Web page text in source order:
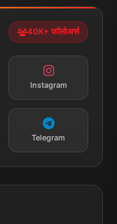
40K+ फॉलोअर्स
Instagram
Telegram